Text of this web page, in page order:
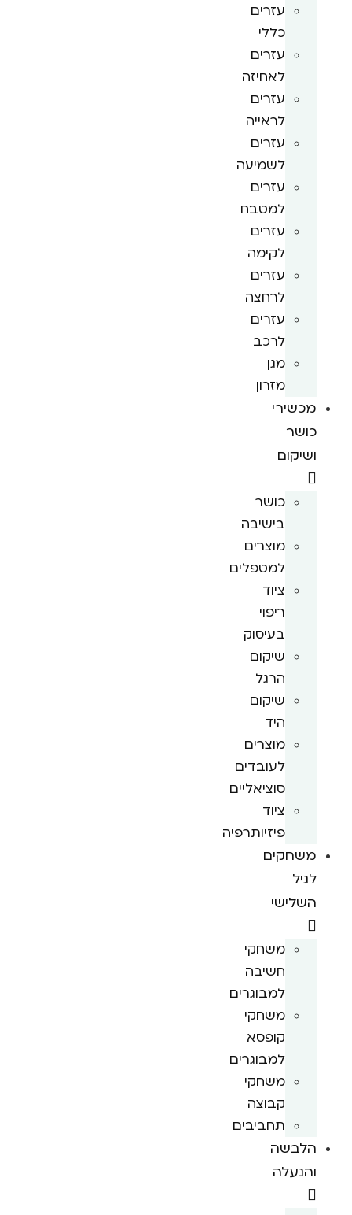
עזרים
כללי
עזרים
לאחיזה
עזרים
לראייה
עזרים
לשמיעה
עזרים
למטבח
עזרים
לקימה
עזרים
לרחצה
עזרים
לרכב
מגן
מזרון
מכשירי
כושר
ושיקום
כושר
בישיבה
מוצרים
למטפלים
ציוד
ריפוי
בעיסוק
שיקום
הרגל
שיקום
היד
מוצרים
לעובדים
סוציאליים
ציוד
פיזיותרפיה
משחקים
לגיל
השלישי
משחקי
חשיבה
למבוגרים
משחקי
קופסא
למבוגרים
משחקי
קבוצה
תחביבים
הלבשה
והנעלה